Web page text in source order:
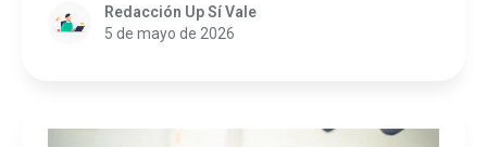
Redacción Up Sí Vale
5 de mayo de 2026